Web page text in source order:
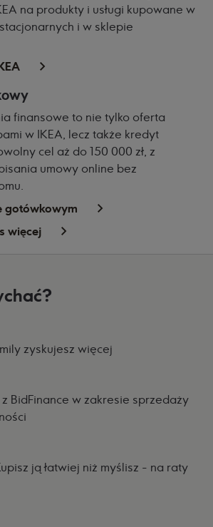
na produkty i usługi kupowane w
i w sklepie
finansowe to nie tylko oferta
w IKEA, lecz także kredyt
cel aż do 150 000 zł, z
umowy online bez
gotówkowym
więcej
zyskujesz więcej
BidFinance w zakresie sprzedaży
ją łatwiej niż myślisz - na raty